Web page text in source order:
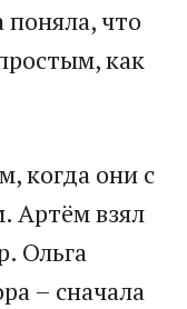
поняла, что
как
когда они с
Артём взял
Ольга
– сначала